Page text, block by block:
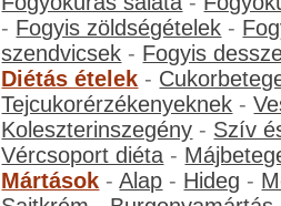
- Fogyis zöldségételek -
szendvicsek - Fogyis
Diétás ételek -
Tejcukorérzékenyeknek -
Koleszterinszegény - Szív
Vércsoport diéta -
Mártások -Alap - Hideg -